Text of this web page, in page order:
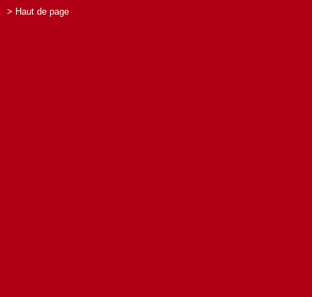
> Haut de page